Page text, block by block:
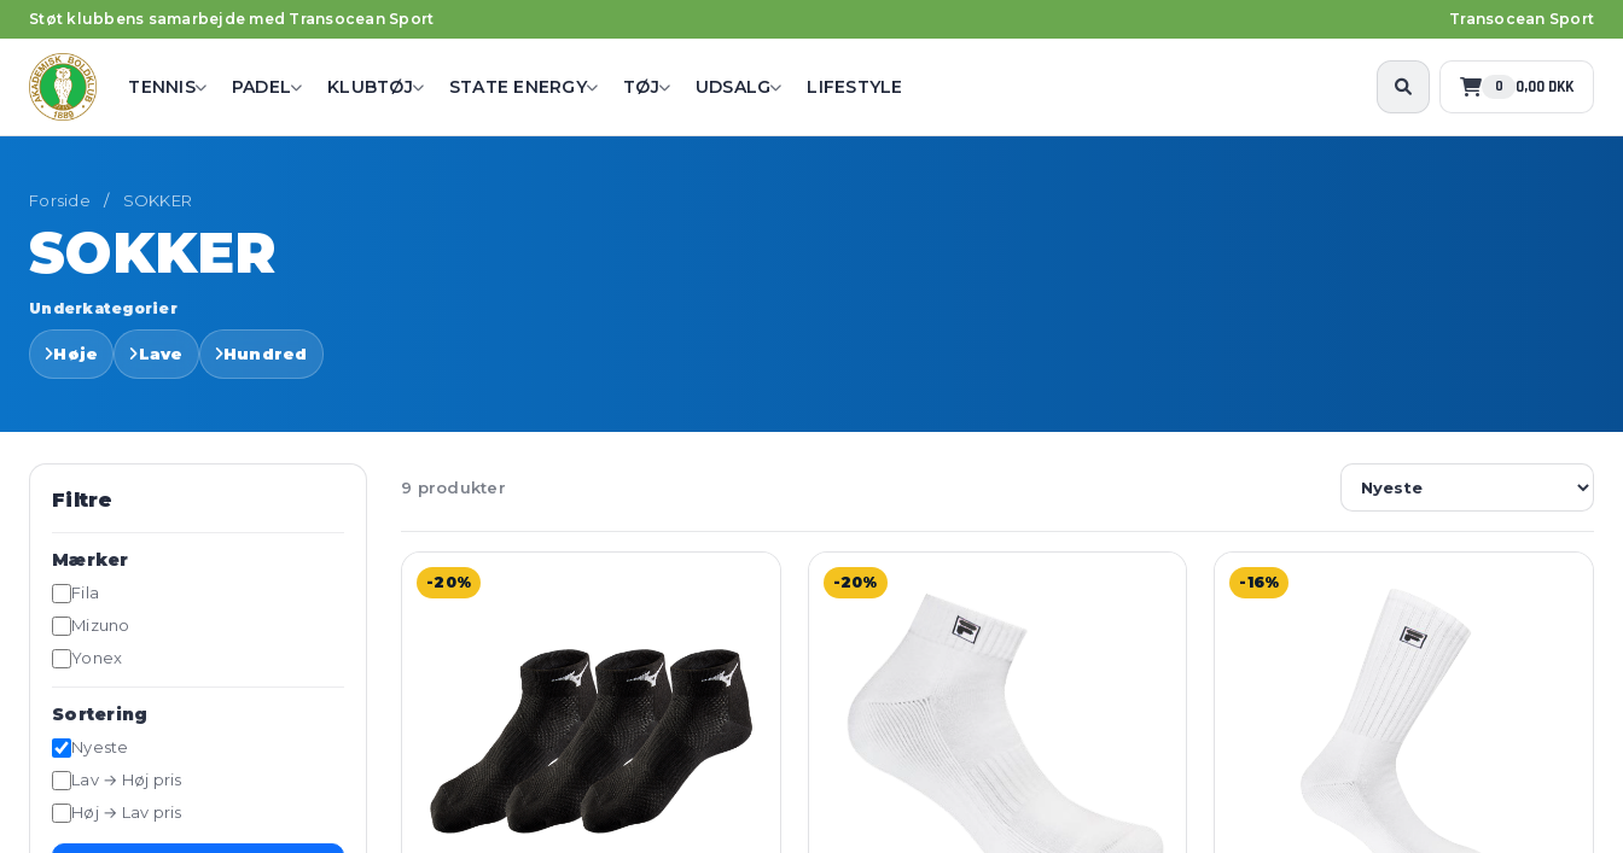
Støt klubbens samarbejde med Transocean Sport Transocean Sport
TENNIS PADEL KLUBTØJ STATE ENERGY TØJ UDSALG LIFESTYLE 0 0,00 DKK
Forside / SOKKER
SOKKER
Underkategorier
Høje Lave Hundred
Filtre
Mærker
Fila
Mizuno
Yonex
Sortering
Nyeste
Lav → Høj pris
Høj → Lav pris
9 produkter
-20% -20% -16%